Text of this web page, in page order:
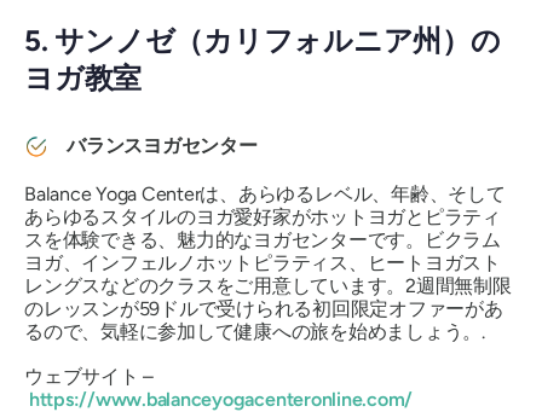
5. サンノゼ（カリフォルニア州）の
ヨガ教室
バランスヨガセンター
Balance Yoga Centerは、あらゆるレベル、年齢、そして
あらゆるスタイルのヨガ愛好家がホットヨガとピラティ
スを体験できる、魅力的なヨガセンターです。ビクラム
ヨガ、インフェルノホットピラティス、ヒートヨガスト
レングスなどのクラスをご用意しています。2週間無制限
のレッスンが59ドルで受けられる初回限定オファーがあ
るので、気軽に参加して健康への旅を始めましょう。.
ウェブサイト –
https://www.balanceyogacenteronline.com/